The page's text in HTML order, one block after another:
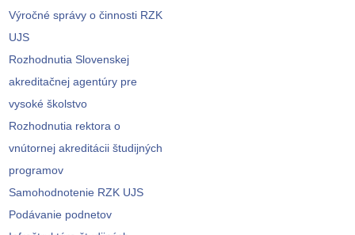
Výročné správy o činnosti RZK
UJS
Rozhodnutia Slovenskej
akreditačnej agentúry pre
vysoké školstvo
Rozhodnutia rektora o
vnútornej akreditácii študijných
programov
Samohodnotenie RZK UJS
Podávanie podnetov